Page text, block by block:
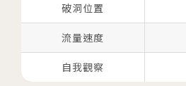
破洞位置
流量速度
自我觀察